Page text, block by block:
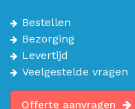
Bestellen
Bezorging
Levertijd
Veelgestelde vragen
Offerte aanvragen